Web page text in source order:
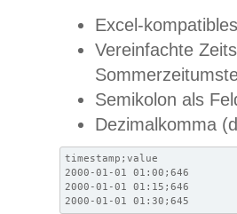
Excel-
Vereinfachte
Semikolon als
Dezimalkomma
timestamp;value
2000-01-01 01:00;646
2000-01-01 01:15;646
2000-01-01 01:30;645